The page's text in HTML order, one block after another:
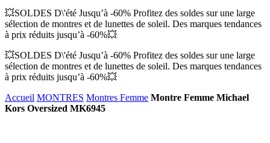
💥SOLDES D\'été Jusqu’à -60% Profitez des soldes sur une large
sélection de montres et de lunettes de soleil. Des marques tendances
à prix réduits jusqu’à -60%💥
💥SOLDES D\'été Jusqu’à -60% Profitez des soldes sur une large
sélection de montres et de lunettes de soleil. Des marques tendances
à prix réduits jusqu’à -60%💥
Accueil MONTRES Montres Femme Montre Femme Michael
Kors Oversized MK6945